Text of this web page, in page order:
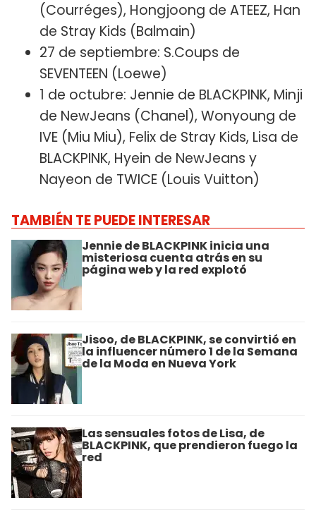
(Courréges), Hongjoong de ATEEZ, Han
de Stray Kids (Balmain)
27 de septiembre: S.Coups de
SEVENTEEN (Loewe)
1 de octubre: Jennie de BLACKPINK, Minji
de NewJeans (Chanel), Wonyoung de
IVE (Miu Miu), Felix de Stray Kids, Lisa de
BLACKPINK, Hyein de NewJeans y
Nayeon de TWICE (Louis Vuitton)
TAMBIÉN TE PUEDE INTERESAR
Jennie de BLACKPINK inicia una
misteriosa cuenta atrás en su
página web y la red explotó
Jisoo, de BLACKPINK, se convirtió en
la influencer número 1 de la Semana
de la Moda en Nueva York
Las sensuales fotos de Lisa, de
BLACKPINK, que prendieron fuego la
red